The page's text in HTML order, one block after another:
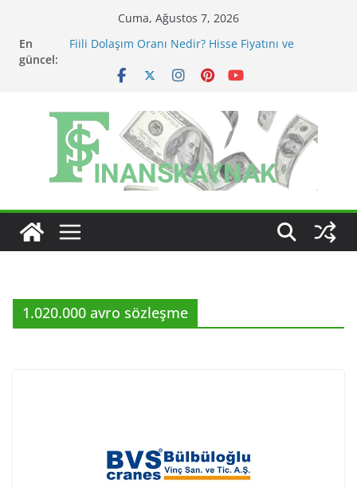
content
Cuma, Ağustos 7, 2026
En
güncel:
Fiili Dolaşım Oranı Nedir? Hisse Fiyatını ve
KAP Açıklaması Nasıl Okunur? Yatırımcı İçin Kritik
MSCI Endeks Değişiklikleri BIST Hisselerini Nasıl
Etkiler?
BIST Endeks Değişiklikleri Hisseleri Nasıl Etkiler?
BIST Sektör Endeksleri Nedir? Sektörel Rotasyon
Nasıl Takip Edilir?
1.020.000 avro sözleşme